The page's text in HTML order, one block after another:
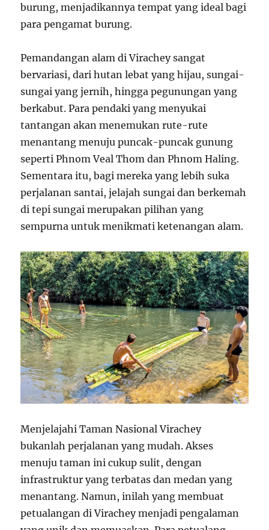
burung, menjadikannya tempat yang ideal bagi
para pengamat burung.
Pemandangan alam di Virachey sangat
bervariasi, dari hutan lebat yang hijau, sungai-
sungai yang jernih, hingga pegunungan yang
berkabut. Para pendaki yang menyukai
tantangan akan menemukan rute-rute
menantang menuju puncak-puncak gunung
seperti Phnom Veal Thom dan Phnom Haling.
Sementara itu, bagi mereka yang lebih suka
perjalanan santai, jelajah sungai dan berkemah
di tepi sungai merupakan pilihan yang
sempurna untuk menikmati ketenangan alam.
Menjelajahi Taman Nasional Virachey
bukanlah perjalanan yang mudah. Akses
menuju taman ini cukup sulit, dengan
infrastruktur yang terbatas dan medan yang
menantang. Namun, inilah yang membuat
petualangan di Virachey menjadi pengalaman